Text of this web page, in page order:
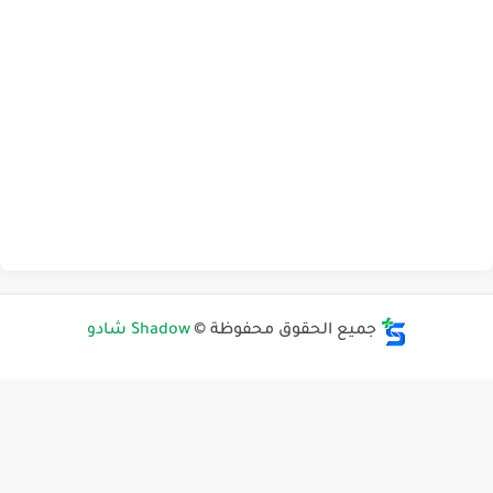
جميع الحقوق محفوظة © Shadow شادو